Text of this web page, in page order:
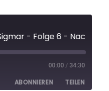
00:00 / 34:30
ABONNIEREN TEILEN